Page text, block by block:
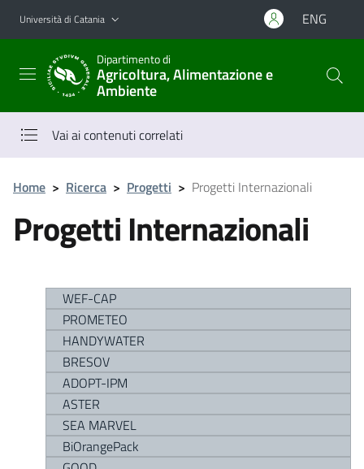
Vai al contenuto principale
Vai al menu di navigazione
Università di Catania ENG
Dipartimento di
Agricoltura, Alimentazione e
Ambiente
Vai ai contenuti correlati
Home > Ricerca > Progetti > Progetti Internazionali
Progetti Internazionali
WEF-CAP
PROMETEO
HANDYWATER
BRESOV
ADOPT-IPM
ASTER
SEA MARVEL
BiOrangePack